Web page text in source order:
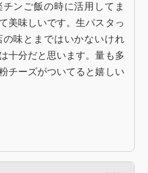
ンご飯の時に活用してま
美味しいです。生パスタっ
味とまではいかないけれ
十分だと思います。量も多
チーズがついてると嬉しい